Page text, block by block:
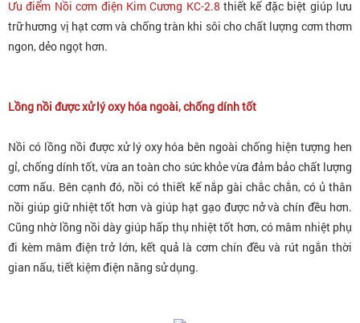
Ưu điểm Nồi cơm điện Kim Cương KC-2.8 thiết kế đặc biệt giúp lưu
trữ hương vị hạt cơm và chống tràn khi sôi cho chất lượng cơm thơm
ngon, dẻo ngọt hơn.
Lồng nồi được xử lý oxy hóa ngoài, chống dính tốt
Nồi có lồng nồi được xử lý oxy hóa bên ngoài chống hiện tượng hen
gỉ, chống dính tốt, vừa an toàn cho sức khỏe vừa đảm bảo chất lượng
cơm nấu. Bên cạnh đó, nồi có thiết kế nắp gài chắc chắn, có ủ thân
nồi giúp giữ nhiệt tốt hơn và giúp hạt gạo được nở và chín đều hơn.
Cũng nhờ lồng nồi dày giúp hấp thụ nhiệt tốt hơn, có mâm nhiệt phụ
đi kèm mâm điện trở lớn, kết quả là cơm chín đều và rút ngắn thời
gian nấu, tiết kiệm điện năng sử dụng.